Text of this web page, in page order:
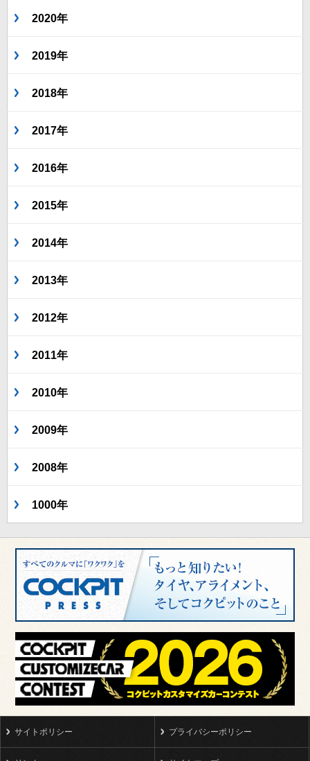
2020年
2019年
2018年
2017年
2016年
2015年
2014年
2013年
2012年
2011年
2010年
2009年
2008年
1000年
サイトポリシー プライバシーポリシー